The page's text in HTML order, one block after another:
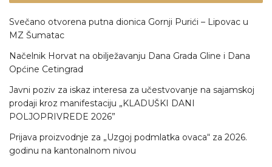
Svečano otvorena putna dionica Gornji Purići – Lipovac u
MZ Šumatac
Načelnik Horvat na obilježavanju Dana Grada Gline i Dana
Općine Cetingrad
Javni poziv za iskaz interesa za učestvovanje na sajamskoj
prodaji kroz manifestaciju „KLADUŠKI DANI
POLJOPRIVREDE 2026”
Prijava proizvodnje za „Uzgoj podmlatka ovaca“ za 2026.
godinu na kantonalnom nivou